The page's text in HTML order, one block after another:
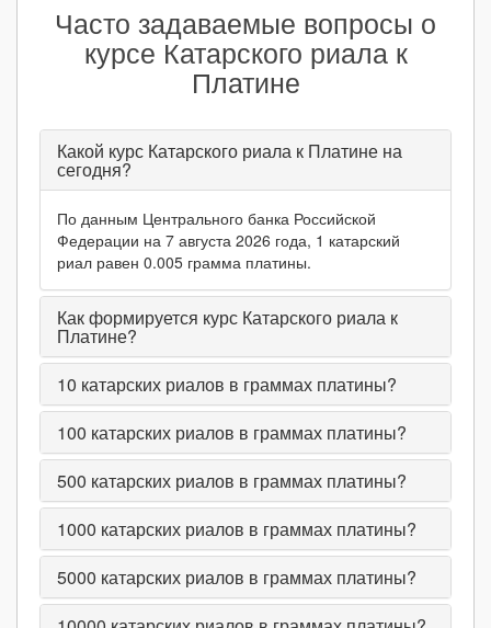
Часто задаваемые вопросы о
курсе Катарского риала к
Платине
Какой курс Катарского риала к Платине на
сегодня?
По данным Центрального банка Российской
Федерации на 7 августа 2026 года, 1 катарский
риал равен 0.005 грамма платины.
Как формируется курс Катарского риала к
Платине?
10 катарских риалов в граммах платины?
100 катарских риалов в граммах платины?
500 катарских риалов в граммах платины?
1000 катарских риалов в граммах платины?
5000 катарских риалов в граммах платины?